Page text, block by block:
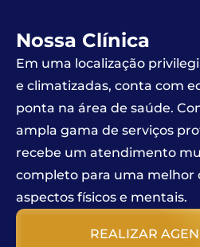
Nossa Clínica
Em uma localização
e climatizadas, conta com
ponta na área de saúde.
ampla gama de serviços
recebe um atendimento
completo para uma melhor
aspectos físicos e mentais.
REALIZAR